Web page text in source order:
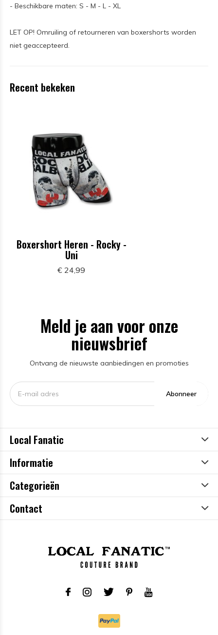
- Beschikbare maten: S - M - L - XL
LET OP! Omruiling of retourneren van boxershorts worden
niet geaccepteerd.
Recent bekeken
Boxershort Heren - Rocky -
Uni
€ 24,99
Meld je aan voor onze
nieuwsbrief
Ontvang de nieuwste aanbiedingen en promoties
Abonneer
Local Fanatic
Informatie
Categorieën
Contact